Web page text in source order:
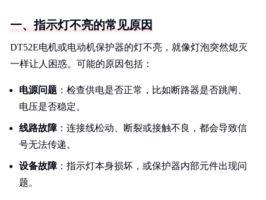
一、指示灯不亮的常见原因
DT52E电机或电动机保护器的灯不亮，就像灯泡突然熄灭
一样让人困惑。可能的原因包括：
电源问题 ：检查供电是否正常，比如断路器是否跳闸、
电压是否稳定。
线路故障：连接线松动、断裂或接触不良，都会导致信
号无法传递。
设备故障：指示灯本身损坏，或保护器内部元件出现问
题。